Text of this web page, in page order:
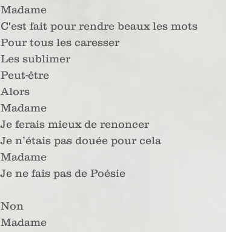
Madame
C'est fait pour rendre beaux les mots
Pour tous les caresser
Les sublimer
Peut-être
Alors
Madame
Je ferais mieux de renoncer
Je n’étais pas douée pour cela
Madame
Je ne fais pas de Poésie
Non
Madame